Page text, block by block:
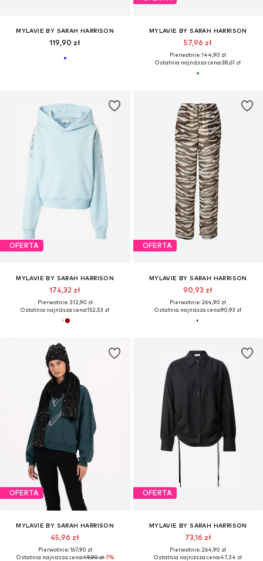
MYLAVIE BY SARAH HARRISON
119,90 zł
MYLAVIE BY SARAH HARRISON
57,96 zł
Pierwotnie: 144,90 zł
Ostatnia najniższa cena:38,61 zł
OFERTA
MYLAVIE BY SARAH HARRISON
174,32 zł
Pierwotnie: 312,90 zł
Ostatnia najniższa cena:152,53 zł
OFERTA
MYLAVIE BY SARAH HARRISON
90,93 zł
Pierwotnie: 264,90 zł
Ostatnia najniższa cena:90,93 zł
OFERTA
MYLAVIE BY SARAH HARRISON
45,96 zł
Pierwotnie: 167,90 zł
Ostatnia najniższa cena:49,90 zł-7%
OFERTA
MYLAVIE BY SARAH HARRISON
73,16 zł
Pierwotnie: 264,90 zł
Ostatnia najniższa cena:47,34 zł